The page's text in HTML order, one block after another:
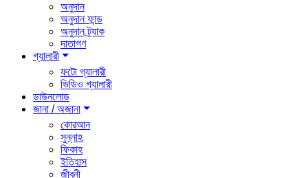
অনুদান
অনুদান ফান্ড
অনুদান ট্র্যাক
দাতাগণ
গ্যালারী
ফটো গ্যালারী
ভিডিও গ্যালারী
ডাউনলোড
জানা / অজানা
কোরআন
সুন্নাহ
ফিকাহ
ইতিহাস
জীবনী